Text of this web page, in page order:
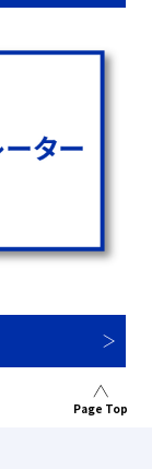
Page Top